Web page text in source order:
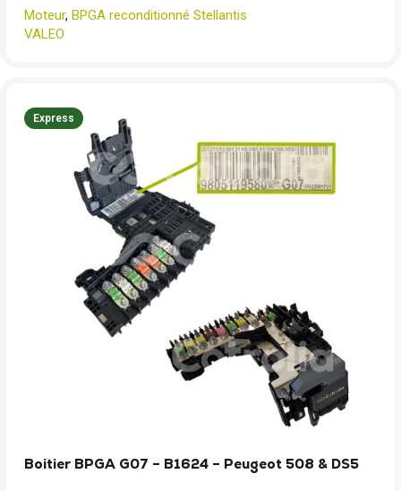
Moteur, BPGA reconditionné Stellantis
VALEO
Express
Boitier BPGA G07 – B1624 – Peugeot 508 & DS5